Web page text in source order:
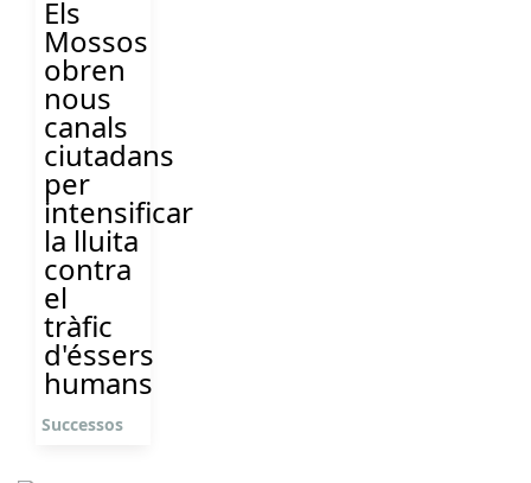
Els
Mossos
obren
nous
canals
ciutadans
per
intensificar
la lluita
contra
el
tràfic
d'éssers
humans
Successos